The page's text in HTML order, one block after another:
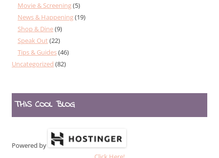
Movie & Screening(5)
News & Happening(19)
Shop & Dine(9)
Speak Out(22)
Tips & Guides(46)
Uncategorized (82)
THIS COOL BLOG
Powered by